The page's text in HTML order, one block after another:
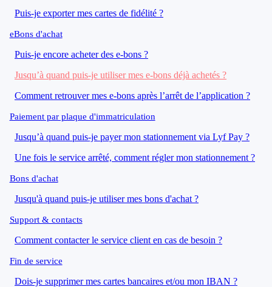
Puis-je exporter mes cartes de fidélité ?
eBons d'achat
Puis-je encore acheter des e-bons ?
Jusqu’à quand puis-je utiliser mes e-bons déjà achetés ?
Comment retrouver mes e-bons après l’arrêt de l’application ?
Paiement par plaque d'immatriculation
Jusqu’à quand puis-je payer mon stationnement via Lyf Pay ?
Une fois le service arrêté, comment régler mon stationnement ?
Bons d'achat
Jusqu'à quand puis-je utiliser mes bons d'achat ?
Support & contacts
Comment contacter le service client en cas de besoin ?
Fin de service
Dois-je supprimer mes cartes bancaires et/ou mon IBAN ?